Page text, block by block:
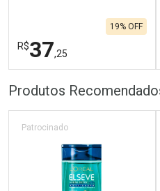
R$37,25
19% OFF
Laboratório
Por Menos
Produtos
Patrocinado